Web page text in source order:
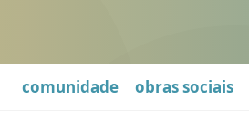
comunidade obras sociais